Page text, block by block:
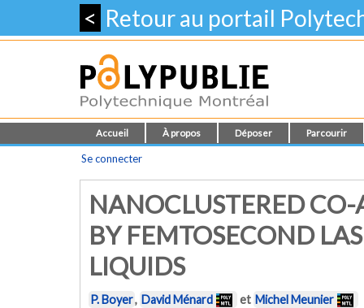
< Retour au portail
Accueil À propos Déposer Parcourir
Se connecter
NANOCLUSTERED CO-
BY FEMTOSECOND
LIQUIDS
P. Boyer, David Ménard et Michel Meunier